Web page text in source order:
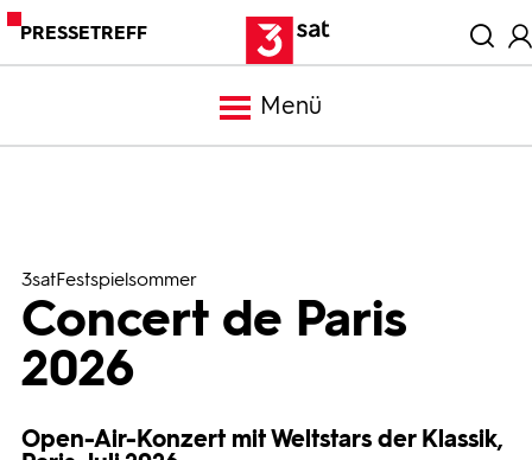
PRESSETREFF
Menü
Mediathek
3satFestspielsommer
Concert de Paris
2026
Open-Air-Konzert mit Weltstars der Klassik,